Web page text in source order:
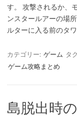
す。 攻撃されるか、
ンスタールアーの場
ルターに入る前のタ
カテゴリー: ゲーム タ
ゲーム攻略まとめ
島脱出時